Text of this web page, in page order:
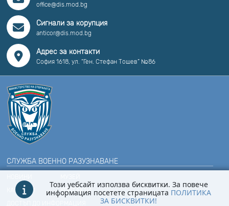
Този уебсайт използва бисквитки. За повече
информация посетете страницата ПОЛИТИКА
ЗА БИСКВИТКИ!
office@dis.mod.bg
Сигнали за корупция
anticor@dis.mod.bg
Адрес за контакти
София 1618, ул. “Ген. Стефан Тошев” №86
СЛУЖБА ВОЕННО РАЗУЗНАВАНЕ
КАРИЕРИ
КОНТАКТИ